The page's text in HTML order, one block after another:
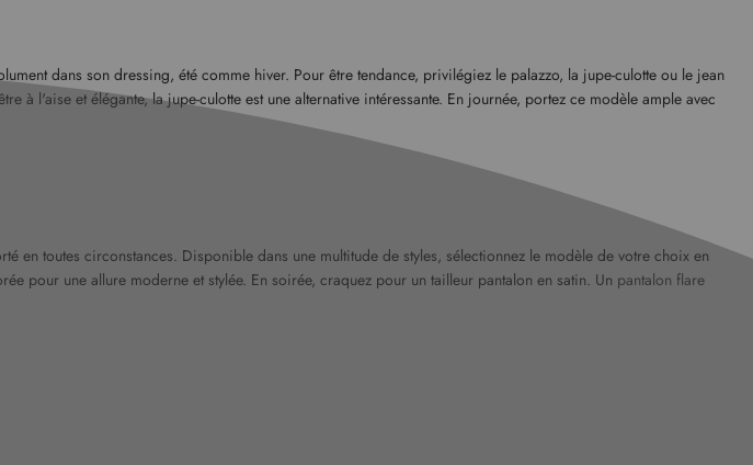
dans son dressing, été comme hiver. Pour être tendance, privilégiez le palazzo, la jupe-culotte ou le jean
à l'aise et élégante, la jupe-culotte est une alternative intéressante. En journée, portez ce modèle ample avec
en toutes circonstances. Disponible dans une multitude de styles, sélectionnez le modèle de votre choix en
pour une allure moderne et stylée. En soirée, craquez pour un tailleur pantalon en satin. Un pantalon flare